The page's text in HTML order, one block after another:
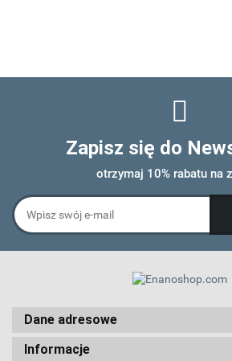
Zapisz się do
otrzymaj 10% rabatu na
Dane adresowe
Informacje